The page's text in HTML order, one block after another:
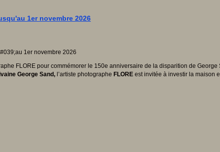
1er novembre 2026
FLORE pour commémorer le 150e anniversaire de la disparition de
George Sand, l’artiste photographe FLORE est invitée à investir la maison